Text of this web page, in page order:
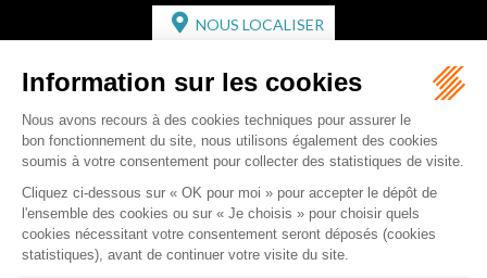
NOUS LOCALISER
CABINET SECONDAIRE
2 bis Avenue de l'Europe
33350 ST MAGNE-DE-CASTILLON
Tél :05 57 55 87 30 - Fax : 05 57 51 73 64
Email :gaucher-piola@gaucher-piola-avocat.fr
NOUS CONTACTER